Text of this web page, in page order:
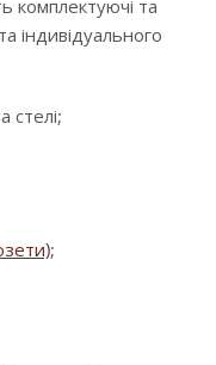
комплектуючі та
індивідуального
стелі;
;